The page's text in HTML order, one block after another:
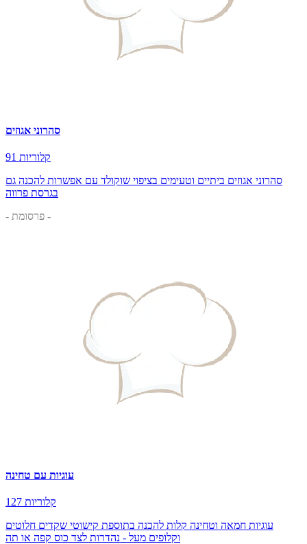
סהרוני אגוזים
91 קלוריות
סהרוני אגוזים ביתיים וטעימים בציפוי שוקולד עם אפשרות להכנה גם
בגרסת פרווה
- פרסומת -
עוגיות עם טחינה
127 קלוריות
עוגיות חמאה וטחינה קלות להכנה בתוספת קישוטי שקדים חלוטים
וקלופים מעל - נהדרות לצד כוס קפה או תה